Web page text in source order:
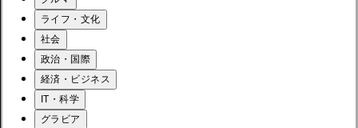
ライフ・文化
社会
政治・国際
経済・ビジネス
IT・科学
グラビア